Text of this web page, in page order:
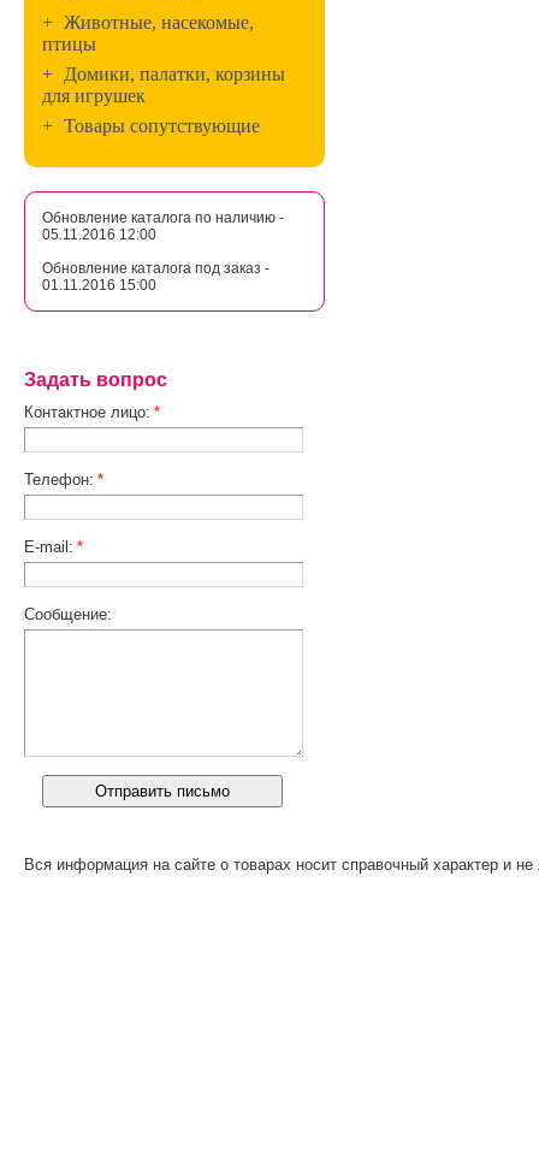
+ Животные, насекомые,
птицы
+ Домики, палатки, корзины
для игрушек
+ Товары сопутствующие
Обновление каталога по наличию -
05.11.2016 12:00
Обновление каталога под заказ -
01.11.2016 15:00
Задать вопрос
Контактное лицо: *
Телефон: *
E-mail: *
Сообщение:
Вся информация на сайте о товарах носит справочный характер и